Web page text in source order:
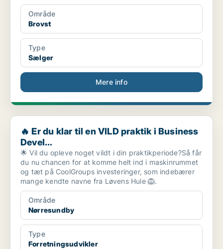
Område
Brovst
Type
Sælger
Mere info
🔥 Er du klar til en VILD praktik i Business Devel...
🔥 Er du klar til en VILD praktik i Business
Devel...
🌟 Vil du opleve noget vildt i din praktikperiode?Så får
du nu chancen for at komme helt ind i maskinrummet
og tæt på CoolGroups investeringer, som indebærer
mange kendte navne fra Løvens Hule 🦁.
Område
Nørresundby
Type
Forretningsudvikler